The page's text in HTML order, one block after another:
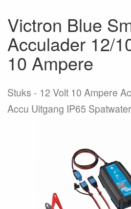
Victron Blue
Acculader 12/
10 Ampere
Stuks
12 Volt 10 Ampere
Accu Uitgang IP65